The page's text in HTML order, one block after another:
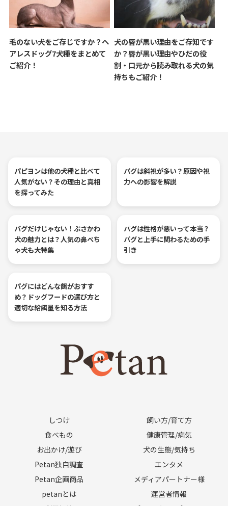
毛のない犬をご存じですか？ヘ
アレスドッグ7犬種をまとめて
ご紹介！
犬の唇が黒い理由をご存知です
か？唇が黒い理由やひだの役
割・口元から読み取れる犬の気
持ちもご紹介！
パピヨンは他の犬種と比べて
人気がない？その理由と真相
を探ってみた
パグは斜視が多い？原因や視
力への影響を解説
パグだけじゃない！ぶさかわ
犬の魅力とは？人気の鼻ぺち
ゃ犬も大特集
パグは性格が悪いって本当？
パグと上手に関わるための手
引き
パグにはどんな餌がおすす
め？ドッグフードの選び方と
適切な給餌量を知る方法
しつけ
飼い方/育て方
食べもの
健康管理/病気
お出かけ/遊び
犬の生態/気持ち
Petan独自調査
エンタメ
Petan企画商品
メディアパートナー様
petanとは
運営者情報